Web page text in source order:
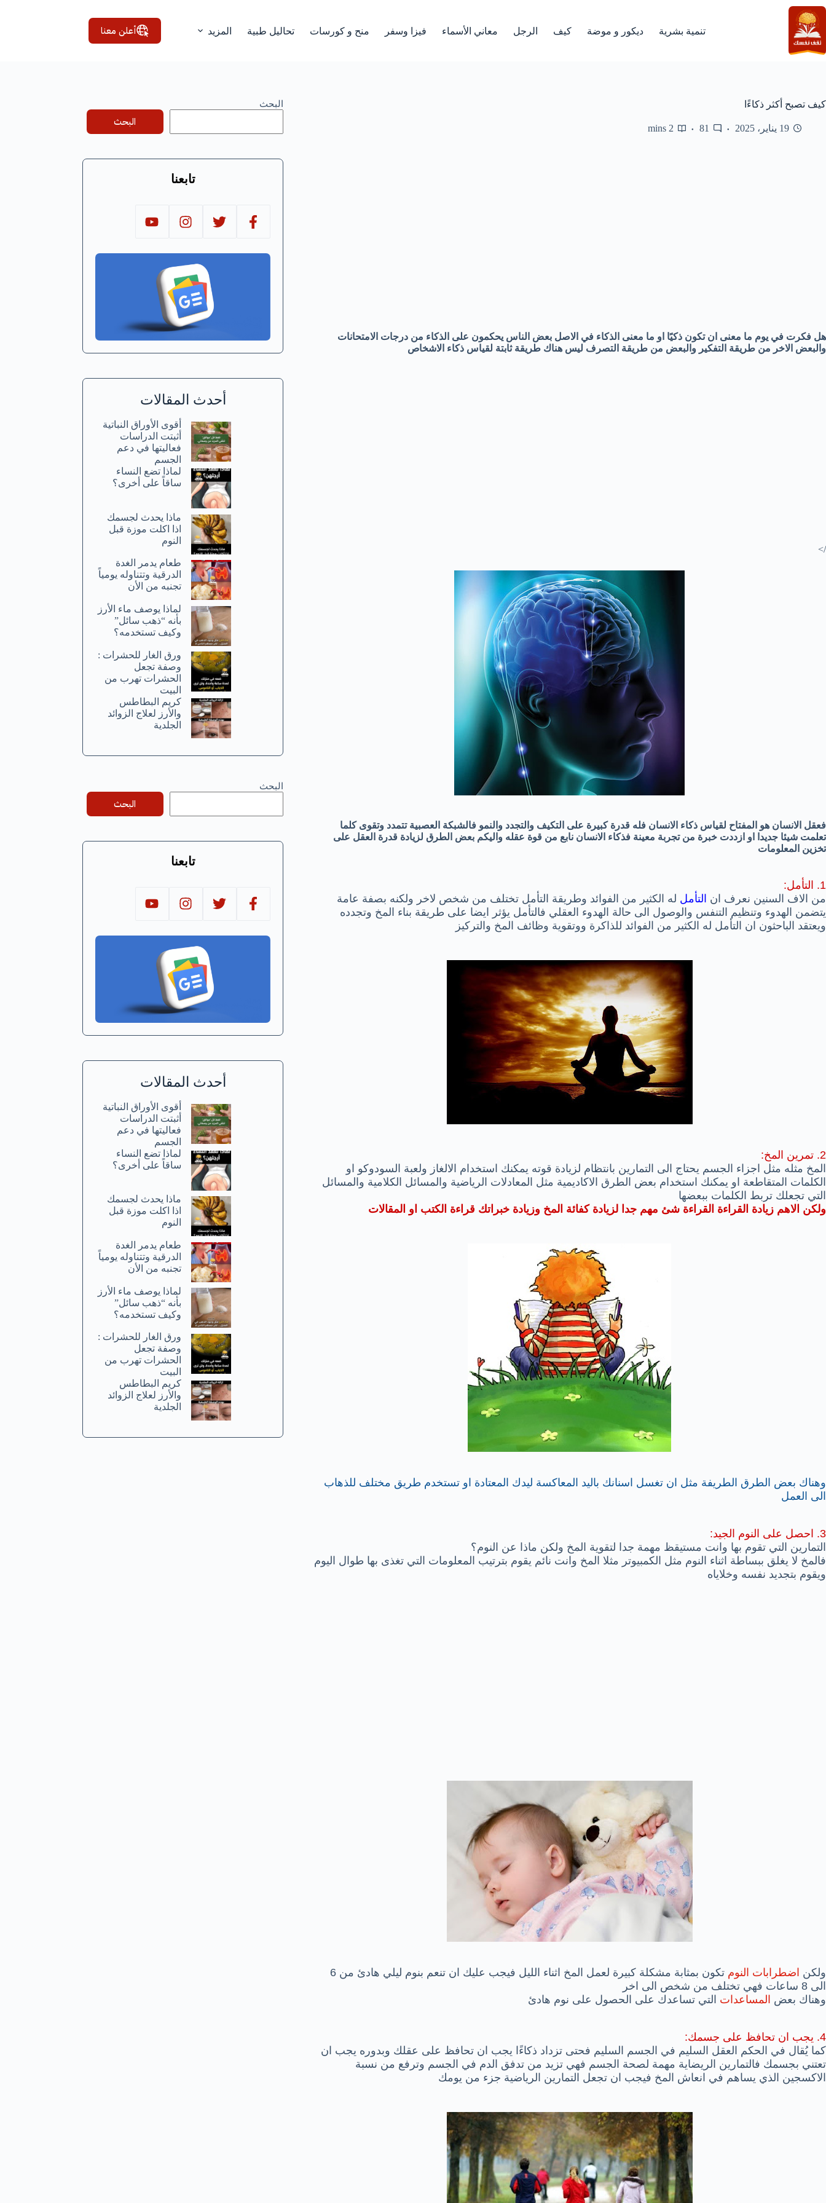
التجاوز
إلى
المحتوى
تنمية بشرية ديكور و موضة كيف الرجل معاني الأسماء فيزا وسفر منح و كورسات تحاليل طبية المزيد أعلن معنا
كيف تصبح أكثر ذكاءًا
19 يناير، 2025 81
2 mins
هل فكرت في يوم ما معنى ان تكون ذكيًا او ما معنى الذكاء في الاصل بعض الناس يحكمون على الذكاء من درجات الامتحانات
والبعض الاخر من طريقة التفكير والبعض من طريقة التصرف ليس هناك طريقة ثابتة لقياس ذكاء الاشخاص
/>
فعقل الانسان هو المفتاح لقياس ذكاء الانسان فله قدرة كبيرة على التكيف والتجدد والنمو فالشبكة العصبية تتمدد وتقوى كلما
تعلمت شيئا جديدا او ازددت خبرة من تجربة معينة فذكاء الانسان نابع من قوة عقله واليكم بعض الطرق لزيادة قدرة العقل على
تخزين المعلومات
1. التأمل:
من الاف السنين نعرف ان التأمل له الكثير من الفوائد وطريقة التأمل تختلف من شخص لاخر ولكنه بصفة عامة
يتضمن الهدوء وتنظيم التنفس والوصول الى حالة الهدوء العقلي فالتأمل يؤثر ايضا على طريقة بناء المخ وتجدده
ويعتقد الباحثون ان التأمل له الكثير من الفوائد للذاكرة ووتقوية وظائف المخ والتركيز
2. تمرين المخ:
المخ مثله مثل اجزاء الجسم يحتاج الى التمارين بانتظام لزيادة قوته يمكنك استخدام الالغاز ولعبة السودوكو او
الكلمات المتقاطعة او يمكنك استخدام بعض الطرق الاكاديمية مثل المعادلات الرياضية والمسائل الكلامية والمسائل
التي تجعلك تربط الكلمات ببعضها
ولكن الاهم زيادة القراءة القراءة شئ مهم جدا لزيادة كفائة المخ وزيادة خبراتك قراءة الكتب او المقالات
وهناك بعض الطرق الطريفة مثل ان تغسل اسنانك باليد المعاكسة ليدك المعتادة او تستخدم طريق مختلف للذهاب
الى العمل
3. احصل على النوم الجيد:
التمارين التي تقوم بها وانت مستيقظ مهمة جدا لتقوية المخ ولكن ماذا عن النوم؟
فالمخ لا يغلق ببساطة اثناء النوم مثل الكمبيوتر مثلا المخ وانت نائم يقوم بترتيب المعلومات التي تغذى بها طوال اليوم
ويقوم بتجديد نفسه وخلاياه
ولكن اضطرابات النوم
تكون بمثابة مشكلة كبيرة لعمل المخ اثناء الليل فيجب عليك ان تنعم بنوم ليلي هادئ من 6
الى 8 ساعات فهي تختلف من شخص الى اخر
وهناك بعض المساعدات التي تساعدك على الحصول على نوم هادئ
4. يجب ان تحافظ على جسمك:
كما يُقال في الحكم العقل السليم في الجسم السليم فحتى تزداد ذكاءًا يجب ان تحافظ على عقلك وبدوره يجب ان
تعتني بجسمك فالتمارين الريضاية مهمة لصحة الجسم فهي تزيد من تدفق الدم في الجسم وترفع من نسبة
الاكسجين الذي يساهم في انعاش المخ فيجب ان تجعل التمارين الرياضية جزء من يومك
البحث
البحث
تابعنا
أحدث المقالات
أقوى الأوراق النباتية
أثبتت الدراسات
فعاليتها في دعم
الجسم
لماذا تضع النساء
ساقاً على أخرى؟
ماذا يحدث لجسمك
اذا اكلت موزة قبل
النوم
طعام يدمر الغدة
الدرقية وتتناوله يومياً
تجنبه من الأن
لماذا يوصف ماء الأرز
بأنه “ذهب سائل”
وكيف تستخدمه؟
ورق الغار للحشرات :
وصفة تجعل
الحشرات تهرب من
البيت
كريم البطاطس
والأرز لعلاج الزوائد
الجلدية
البحث
البحث
تابعنا
أحدث المقالات
أقوى الأوراق النباتية
أثبتت الدراسات
فعاليتها في دعم
الجسم
لماذا تضع النساء
ساقاً على أخرى؟
ماذا يحدث لجسمك
اذا اكلت موزة قبل
النوم
طعام يدمر الغدة
الدرقية وتتناوله يومياً
تجنبه من الأن
لماذا يوصف ماء الأرز
بأنه “ذهب سائل”
وكيف تستخدمه؟
ورق الغار للحشرات :
وصفة تجعل
الحشرات تهرب من
البيت
كريم البطاطس
والأرز لعلاج الزوائد
الجلدية